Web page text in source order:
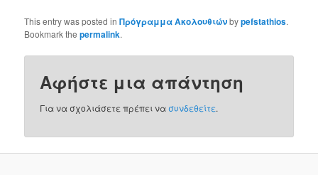
This entry was posted inΠρόγραμμα Ακολουθιώνbypefstathios.
Bookmark thepermalink.
Αφήστε μια απάντηση
Για να σχολιάσετε πρέπει νασυνδεθείτε.